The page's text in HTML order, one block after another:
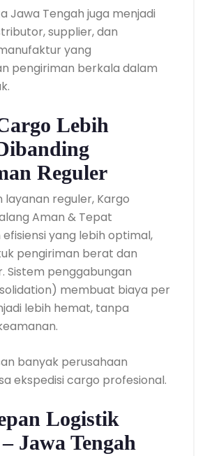
Jawa Tengah juga menjadi
supplier, dan
yang
pengiriman berkala dalam
Lebih
Reguler
layanan reguler, Kargo
Aman & Tepat
yang lebih optimal,
pengiriman berat dan
Sistem penggabungan
membuat biaya per
lebih hemat, tanpa
banyak perusahaan
ekspedisi cargo profesional.
Logistik
Jawa Tengah